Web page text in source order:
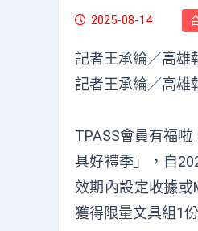
2025-08-14
記者王承綸／高雄
記者王承綸／高雄
TPASS會員有福
具好禮季」，自
效期內設定收據或
獲得限量文具組1